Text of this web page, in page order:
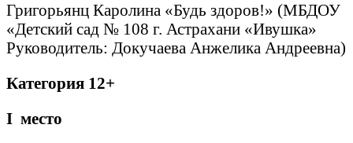
Григорьянц Каролина «Будь здоров!» (МБДОУ
«Детский сад № 108 г. Астрахани «Ивушка»
Руководитель: Докучаева Анжелика Андреевна)
Категория 12+
I место